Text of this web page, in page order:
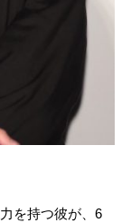
を持つ彼が、6